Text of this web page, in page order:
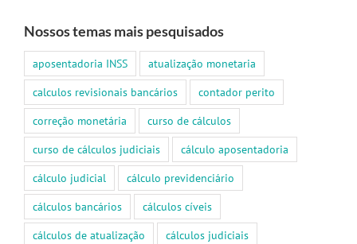
Nossos temas mais pesquisados
aposentadoria INSS
atualização monetaria
calculos revisionais bancários
contador perito
correção monetária
curso de cálculos
curso de cálculos judiciais
cálculo aposentadoria
cálculo judicial
cálculo previdenciário
cálculos bancários
cálculos cíveis
cálculos de atualização
cálculos judiciais